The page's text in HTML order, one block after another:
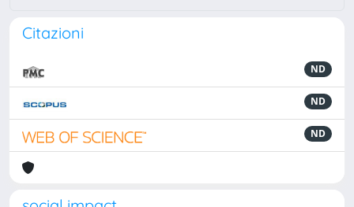
Citazioni
ND
ND
ND